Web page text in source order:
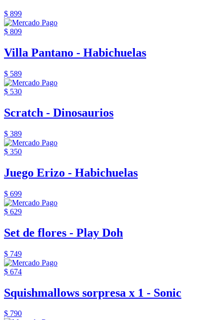
$ 899
$ 809
Villa Pantano - Habichuelas
$ 589
$ 530
Scratch - Dinosaurios
$ 389
$ 350
Juego Erizo - Habichuelas
$ 699
$ 629
Set de flores - Play Doh
$ 749
$ 674
Squishmallows sorpresa x 1 - Sonic
$ 790